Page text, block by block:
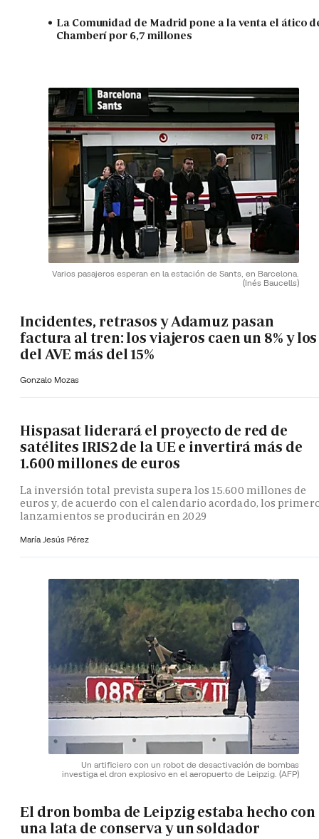
La Comunidad de Madrid pone a la venta el ático
Chamberí por 6,7 millones
Varios pasajeros esperan en la estación de Sants, en Barcelona.
(Inés Baucells)
Incidentes, retrasos y Adamuz pasan
factura al tren: los viajeros caen un 8% y los
del AVE más del 15%
Gonzalo Mozas
Hispasat liderará el proyecto de red de
satélites IRIS2 de la UE e invertirá más de
1.600 millones de euros
La inversión total prevista supera los 15.600 millones de
euros y, de acuerdo con el calendario acordado, los
lanzamientos se producirán en 2029
María Jesús Pérez
Un artificiero con un robot de desactivación de bombas
investiga el dron explosivo en el aeropuerto de Leipzig. (AFP)
El dron bomba de Leipzig estaba hecho con
una lata de conserva y un soldador